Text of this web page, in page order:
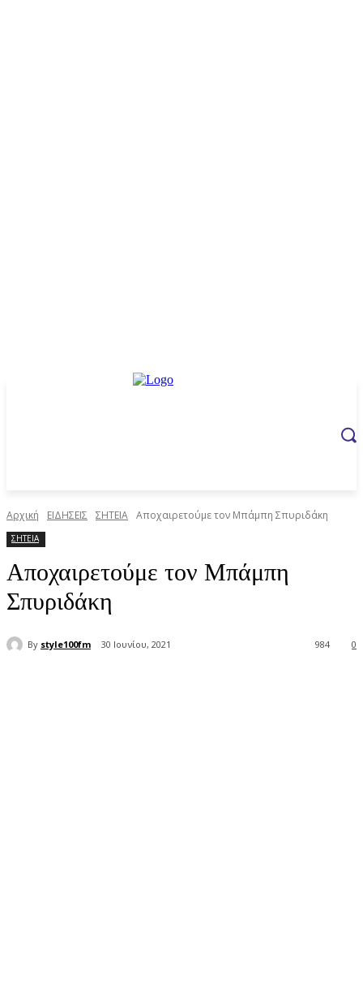
Αρχική ΕΙΔΗΣΕΙΣ ΣΗΤΕΙΑ Αποχαιρετούμε τον Μπάμπη Σπυριδάκη
ΣΗΤΕΙΑ
Αποχαιρετούμε τον Μπάμπη
Σπυριδάκη
By style100fm 30 Ιουνίου, 2021 0
984